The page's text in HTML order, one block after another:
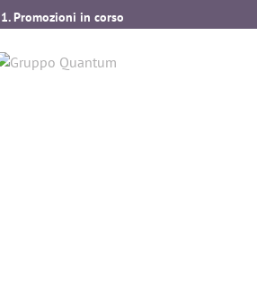
1. Promozioni in corso
2. Nuovi strumenti disponibili nella sezione